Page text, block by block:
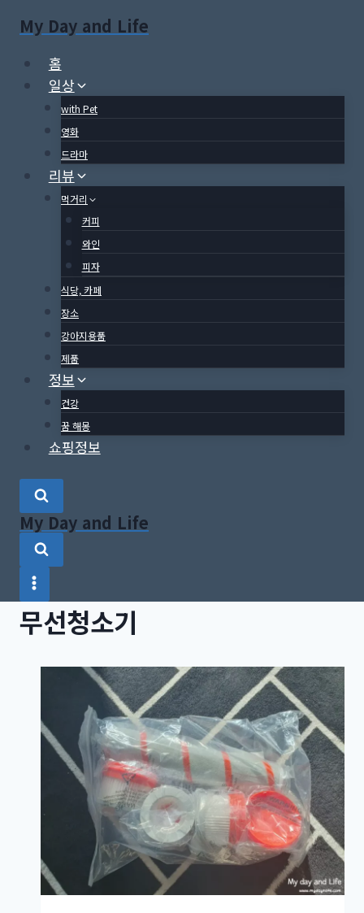
content
My Day and Life
홈
일상
with Pet
영화
드라마
리뷰
먹거리
커피
와인
피자
식당, 카페
장소
강아지용품
제품
정보
건강
꿈 해몽
쇼핑정보
My Day and Life
무선청소기